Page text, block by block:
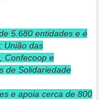
5.680 entidades e é
União das
Confecoop e
de Solidariedade
e apoia cerca de 800